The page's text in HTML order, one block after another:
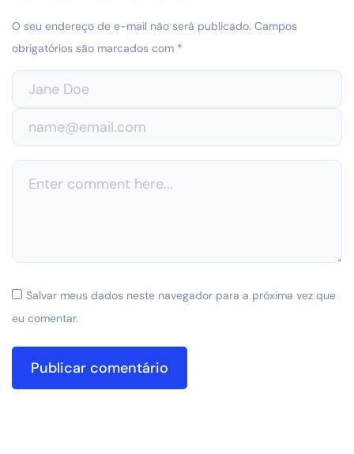
O seu endereço de e-mail não será publicado. Campos
obrigatórios são marcados com *
Salvar meus dados neste navegador para a próxima vez que
eu comentar.